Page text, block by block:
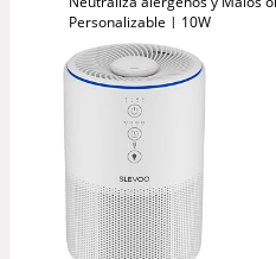
Personalizable | 10W